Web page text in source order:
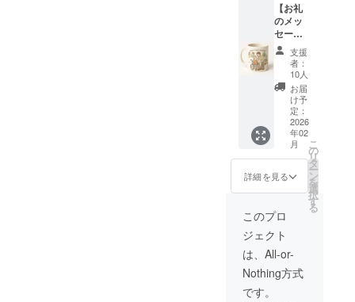
【お礼
のメッ
セー
ジ】 感
謝の気
持ちを
込め
て、オ
リジナ
ルマグ
カップ
陶器。
マグ
カップ
の写真
は会社
の写真
をデザ
インし
ます。
電子レ
ンジで
支援
者：
10人
お届
け予
定：
2026
年02
月
詳細を見る
こ
の
リ
タ
ー
ン
を
選
択
す
る
このプロ
ジェクト
は、All-or-
Nothing方式
です。